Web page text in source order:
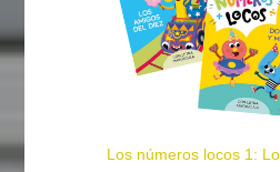
Los números locos 1: